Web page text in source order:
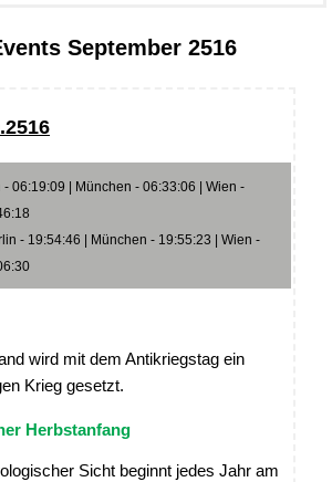
September 2516
06:19:09 | München - 06:33:06 | Wien -
- 19:54:46 | München - 19:55:23 | Wien -
wird mit dem Antikriegstag ein
Krieg gesetzt.
Herbstanfang
Sicht beginnt jedes Jahr am